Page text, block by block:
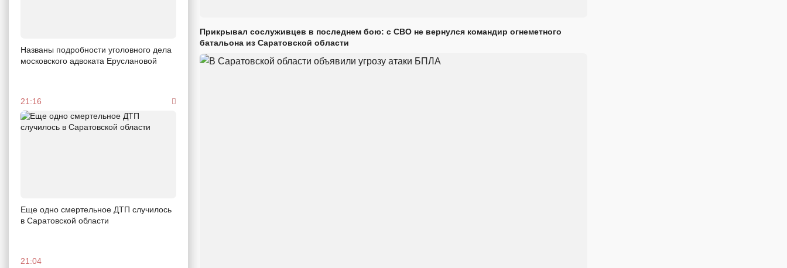
Названы подробности уголовного дела
московского адвоката Еруслановой
21:16
Еще одно смертельное ДТП случилось
в Саратовской области
21:04
Прикрывал сослуживцев в последнем бою: с СВО не вернулся командир огнеметного
батальона из Саратовской области